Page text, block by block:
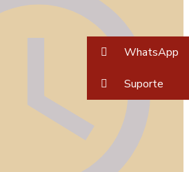
WhatsApp
Suporte